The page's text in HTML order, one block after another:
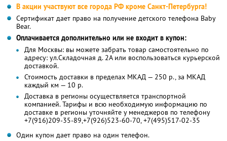
В акции участвуют все города РФ кроме Санкт-Петербурга!
Сертификат дает право на получение детского телефона Baby
Bear.
Оплачивается дополнительно или не входит в купон:
Для Москвы: вы можете забрать товар самостоятельно по
адресу: ул.Складочная д. 2А или воспользоваться курьерской
доставкой.
Стоимость доставки в пределах МКАД — 250 р., за МКАД
каждый км — 10 р.
Доставка в регионы осуществляется транспортной
компанией. Тарифы и всю необходимую информацию по
доставке в регионы уточняйте у менеджеров по телефону
+7(916)209-35-89,+7(926)523-60-70, +7(495)517-02-35
Один купон дает право на один телефон.